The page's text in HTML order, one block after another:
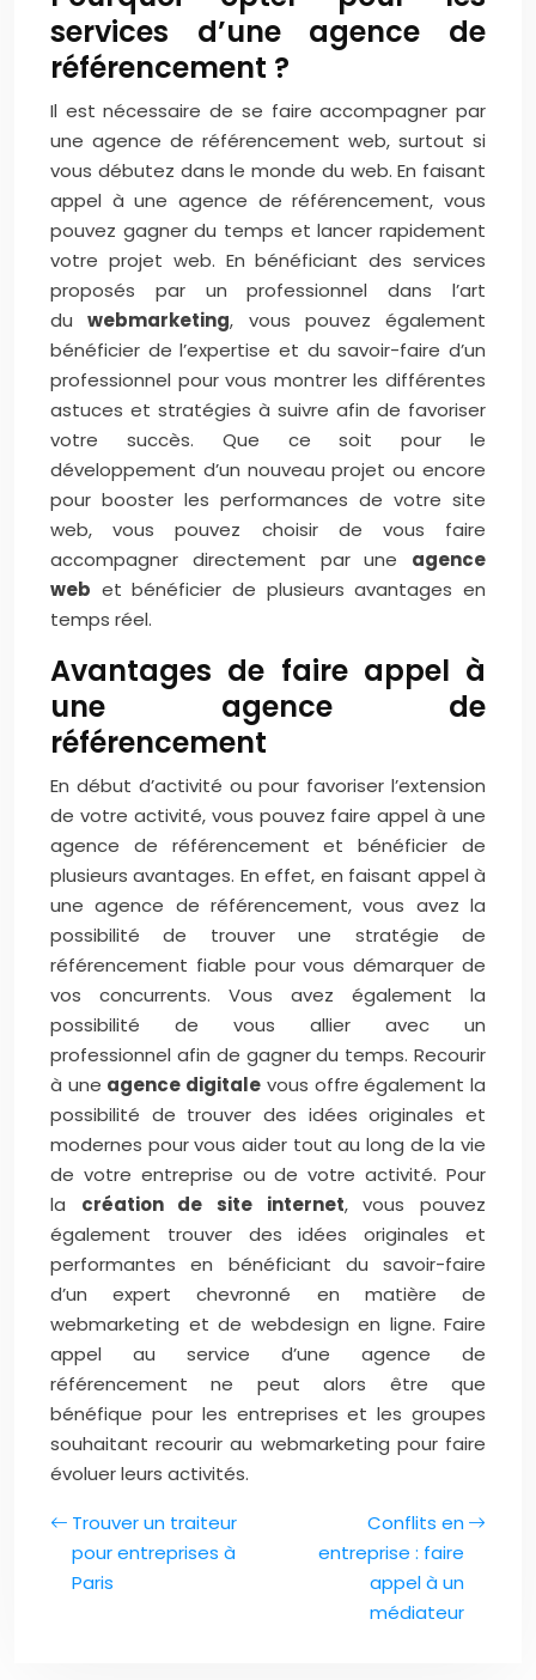
services d’une agence de
référencement ?
Il est nécessaire de se faire accompagner par
une agence de référencement web, surtout si
vous débutez dans le monde du web. En faisant
appel à une agence de référencement, vous
pouvez gagner du temps et lancer rapidement
votre projet web. En bénéficiant des services
proposés par un professionnel dans l’art
duwebmarketing, vous pouvez également
bénéficier de l’expertise et du savoir-faire d’un
professionnel pour vous montrer les différentes
astuces et stratégies à suivre afin de favoriser
votre succès. Que ce soit pour le
développement d’un nouveau projet ou encore
pour booster les performances de votre site
web, vous pouvez choisir de vous faire
accompagner directement par une agence
web et bénéficier de plusieurs avantages en
temps réel.
Avantages de faire appel à
une agence de
référencement
En début d’activité ou pour favoriser l’extension
de votre activité, vous pouvez faire appel à une
agence de référencement et bénéficier de
plusieurs avantages. En effet, en faisant appel à
une agence de référencement, vous avez la
possibilité de trouver une stratégie de
référencement fiable pour vous démarquer de
vos concurrents. Vous avez également la
possibilité de vous allier avec un
professionnel afin de gagner du temps. Recourir
à une agence digitale vous offre également la
possibilité de trouver des idées originales et
modernes pour vous aider tout au long de la vie
de votre entreprise ou de votre activité. Pour
la création de site internet, vous pouvez
également trouver des idées originales et
performantes en bénéficiant du savoir-faire
d’un expert chevronné en matière de
webmarketing et de webdesign en ligne. Faire
appel au service d’une agence de
référencement ne peut alors être que
bénéfique pour les entreprises et les groupes
souhaitant recourir au webmarketing pour faire
évoluer leurs activités.
Trouver un traiteur
pour entreprises à
Paris
Conflits en
entreprise : faire
appel à un
médiateur